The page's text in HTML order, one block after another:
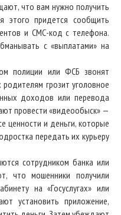
что вам нужно получить
этого придется сообщить
и СМС-код с телефона.
с «выплатами» на
полиции или ФСБ звонят
грозит уголовное
доходов или перевода
провести «видеообыск» —
ценности и деньги, которые
передать их курьеру
сотрудником банка или
что мошенники получили
на «Госуслугах» или
установить приложение,